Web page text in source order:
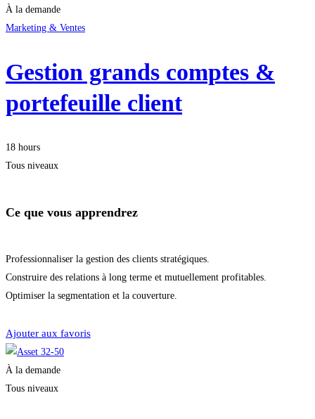
À la demande
Marketing & Ventes
Gestion grands comptes &
portefeuille client
18 hours
Tous niveaux
Ce que vous apprendrez
Professionnaliser la gestion des clients stratégiques.
Construire des relations à long terme et mutuellement profitables.
Optimiser la segmentation et la couverture.
Ajouter aux favoris
À la demande
Tous niveaux